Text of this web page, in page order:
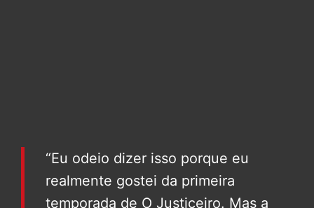
“Eu odeio dizer isso porque eu
realmente gostei da primeira
temporada de O Justiceiro. Mas a